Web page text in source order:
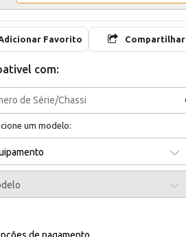
Favorito Compartilhar
com:
um modelo: